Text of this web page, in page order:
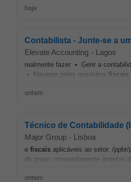
hoje
Contabilista - Junte-se a
Elevate Accounting - Lagos
realmente fazer • Gerir a
• Navegar pelos requisitos fiscais
ontem
Técnico de Contabilidade
Major Group - Lisboa
e fiscais aplicáveis ao setor. /
do grupo, nomeadamente projetos
ontem